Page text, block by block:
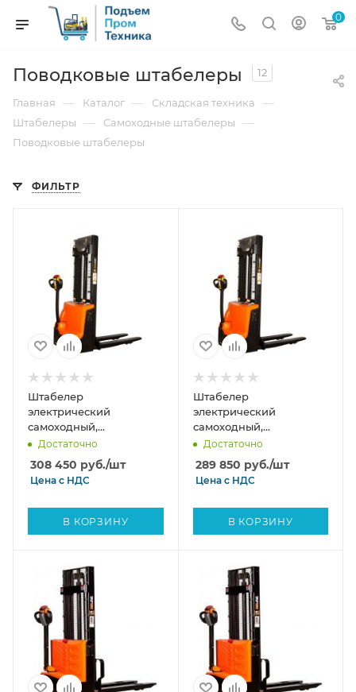
0
Поводковые штабелеры 12
Главная — Каталог — Складская техника —
Штабелеры — Самоходные штабелеры —
Поводковые штабелеры
ФИЛЬТР
Штабелер
электрический
самоходный,
поводковый 1,5 т - 3,5 м
Вилы: 1150, Гелевая АКБ,
WS1535 SIBLINE
Достаточно
308 450 руб./шт
Цена с НДС
В КОРЗИНУ
Штабелер
электрический
самоходный,
поводковый 1,5 т - 3 м
Вилы: 1150, Гелевая АКБ,
WS1530 SIBLINE
Достаточно
289 850 руб./шт
Цена с НДС
В КОРЗИНУ